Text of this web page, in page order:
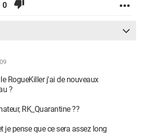
0
RogueKiller j'ai de nouveaux
?
RK_Quarantine ??
pense que ce sera assez long